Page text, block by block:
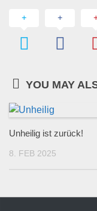
YOU MAY
Unheilig ist zurück!
8. FEB 2025